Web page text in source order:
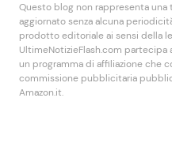
Questo blog non rappresenta
aggiornato senza alcuna
prodotto editoriale ai sensi della
UltimeNotizieFlash.com partecipa
un programma di affiliazione che
commissione pubblicitaria
Amazon.it.